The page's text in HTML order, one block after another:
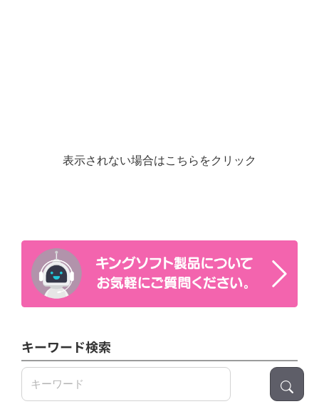
表示されない場合はこちらをクリック
キーワード検索
検